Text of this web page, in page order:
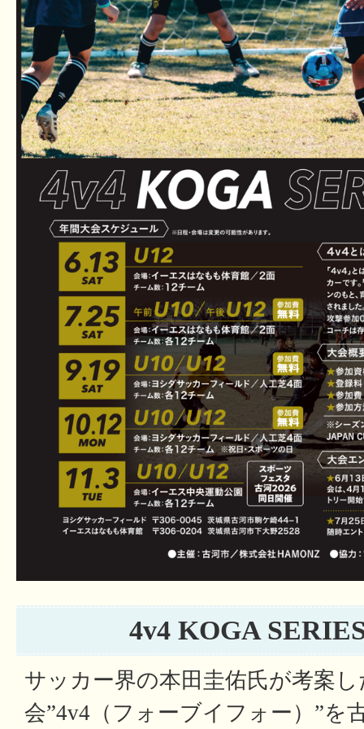
4v4 KOGA
サッカー界の本田圭佑氏が考案
会”4v4（フォーブイフォー）”を